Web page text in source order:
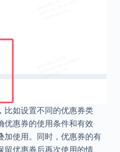
比如设置不同的优惠券类
优惠券的使用条件和有效
加使用。同时，优惠券的有
留优惠券后再次使用的情